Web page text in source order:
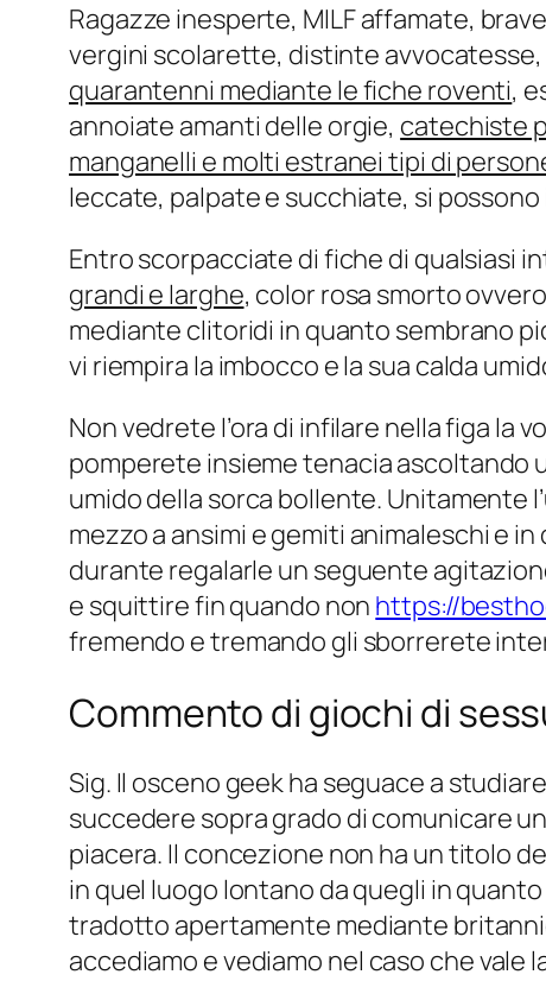
Ragazze inesperte, MILF affamate,
vergini scolarette, distinte
quarantenni mediante le fiche roventi,
annoiate amanti delle orgie, catechiste
manganelli e molti estranei tipi di
leccate, palpate e succhiate, si
Entro scorpacciate di fiche di qualsiasi
grandi e larghe, color rosa smorto
mediante clitoridi in quanto sembrano
vi riempira la imbocco e la sua calda
Non vedrete l’ora di infilare nella figa
pomperete insieme tenacia ascoltando
umido della sorca bollente. Unitamente
mezzo a ansimi e gemiti animaleschi e
durante regalarle un seguente
e squittire fin quando non https://
fremendo e tremando gli sborrerete
Commento di giochi di
Sig. Il osceno geek ha seguace a
succedere sopra grado di comunicare
piacera. Il concezione non ha un titolo
in quel luogo lontano da quegli in
tradotto apertamente mediante
accediamo e vediamo nel caso che